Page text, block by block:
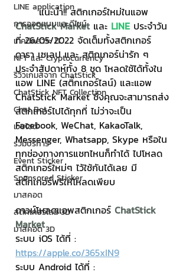
LINE application
การออกแบบและดีไซน์
เทคนิคสาระ IT
NFT และ Cryptocurrency
รีวิวเกมส์จาก ChatStick
ChatStick NFT Collection
Chat Bot
เวบไซต์
รวมบริการ
Event Sticker
Sponsored Sticker
มาสคอต
สติกเกอร์ไลน์ 3D
มาสคอต 3D
	แนะนำ!! สติกเกอร์ใหม่ในแอพ
ChatStick Market และ LINE ประจำวัน
ที่ 26/05/2022 จัดเต็มทั้งสติกเกอร์
ดารา เซเลป และ สติกเกอร์น่ารัก ๆ
ประจำสัปดาห์ทั้ง 8 ชุด โหลดใช้ได้ทั้งใน
แอพ LINE (สติ๊กเกอร์ไลน์) และแอพ
ChatStick Market ซึ่งคุณจะสามารถส่ง
สติกเกอร์ไปได้ทุกที่ ไม่ว่าจะเป็น
Facebook, WeChat, KakaoTalk,
Messenger, Whatsapp, Skype หรือใน
ทุกช่องทางการแชทไหนก็ทำได้ ไปโหลด
สติกเกอร์ใหม่ๆ ไว้ใช้กันได้เลย มี
สติ๊กเกอร์ฟรีให้โหลดเพียบ
ดาวน์โหลดแอพสติกเกอร์ ChatStick
Market
ระบบ iOS ได้ที่ :
https://apple.co/365xIN9
ระบบ Android ได้ที่ :